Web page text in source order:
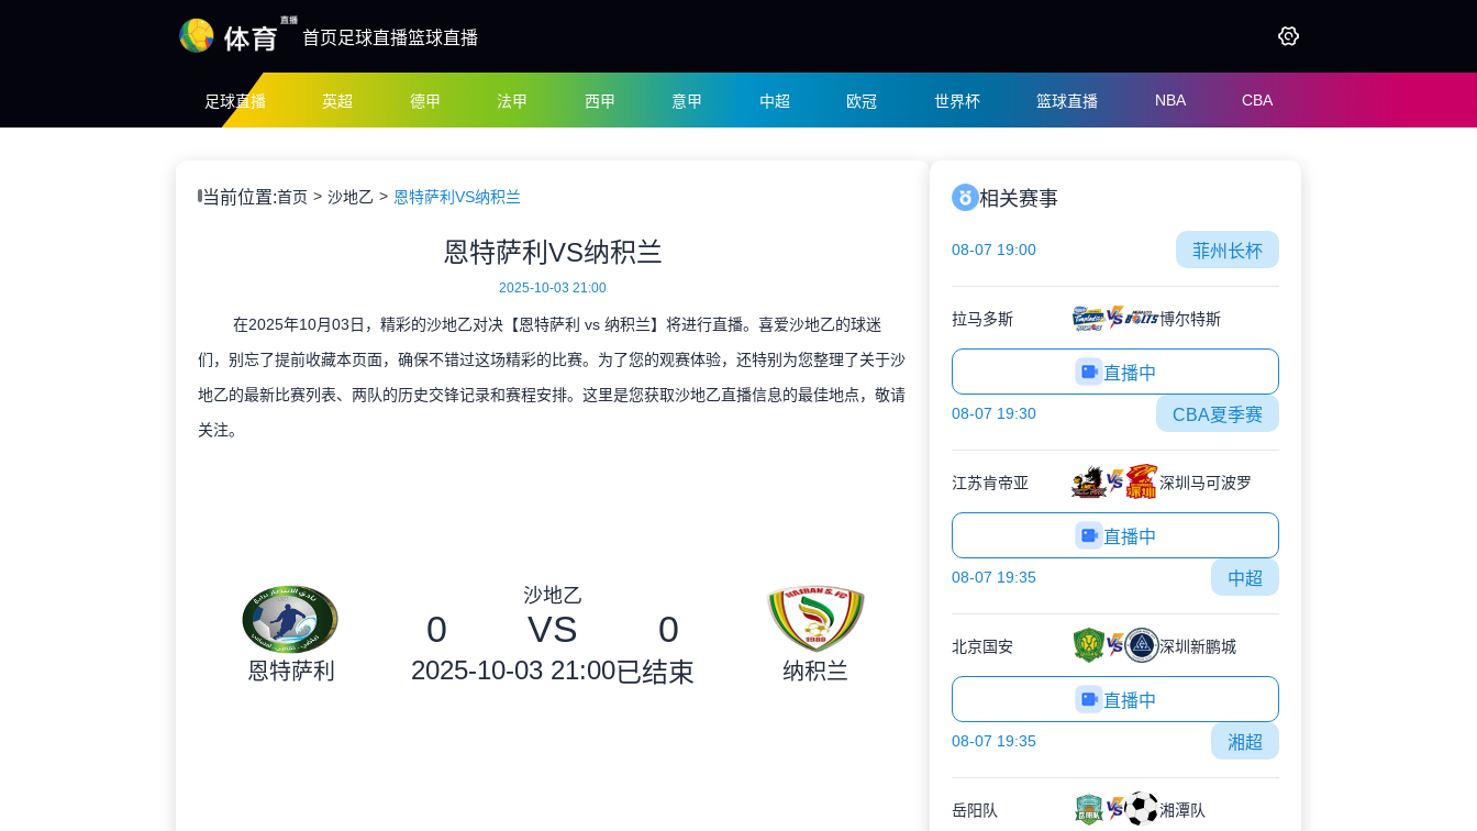
首页足球直播篮球直播
足球直播 英超 德甲 法甲 西甲 意甲 中超 欧冠 世界杯 篮球直播 NBA CBA
当前位置:首页 沙地乙 恩特萨利VS纳积兰
恩特萨利VS纳积兰
2025-10-03 21:00
在2025年10月03日，精彩的沙地乙对决【恩特萨利 vs 纳积兰】将进行直播。喜爱沙地乙的球迷
们，别忘了提前收藏本页面，确保不错过这场精彩的比赛。为了您的观赛体验，还特别为您整理了关于沙
地乙的最新比赛列表、两队的历史交锋记录和赛程安排。这里是您获取沙地乙直播信息的最佳地点，敬请
关注。
恩特萨利
沙地乙
0 VS 0
2025-10-03 21:00已结束 纳积兰
相关赛事
08-07 19:00 菲州长杯
拉马多斯 博尔特斯
直播中
08-07 19:30 CBA夏季赛
江苏肯帝亚 深圳马可波罗
直播中
08-07 19:35 中超
北京国安 深圳新鹏城
直播中
08-07 19:35 湘超
岳阳队 湘潭队